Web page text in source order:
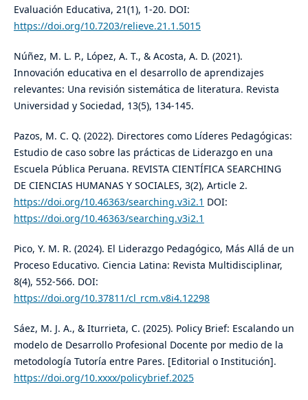
Evaluación Educativa, 21(1), 1-20. DOI:
https://doi.org/10.7203/relieve.21.1.5015
Núñez, M. L. P., López, A. T., & Acosta, A. D. (2021).
Innovación educativa en el desarrollo de aprendizajes
relevantes: Una revisión sistemática de literatura. Revista
Universidad y Sociedad, 13(5), 134-145.
Pazos, M. C. Q. (2022). Directores como Líderes Pedagógicas:
Estudio de caso sobre las prácticas de Liderazgo en una
Escuela Pública Peruana. REVISTA CIENTÍFICA SEARCHING
DE CIENCIAS HUMANAS Y SOCIALES, 3(2), Article 2.
https://doi.org/10.46363/searching.v3i2.1 DOI:
https://doi.org/10.46363/searching.v3i2.1
Pico, Y. M. R. (2024). El Liderazgo Pedagógico, Más Allá de un
Proceso Educativo. Ciencia Latina: Revista Multidisciplinar,
8(4), 552-566. DOI:
https://doi.org/10.37811/cl_rcm.v8i4.12298
Sáez, M. J. A., & Iturrieta, C. (2025). Policy Brief: Escalando un
modelo de Desarrollo Profesional Docente por medio de la
metodología Tutoría entre Pares. [Editorial o Institución].
https://doi.org/10.xxxx/policybrief.2025